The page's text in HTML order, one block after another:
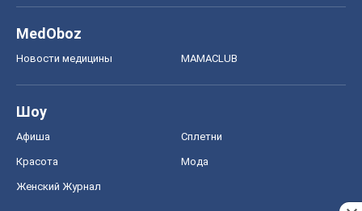
MedOboz
Новости медицины MAMACLUB
Шоу
Афиша Сплетни
Красота Мода
Женский Журнал